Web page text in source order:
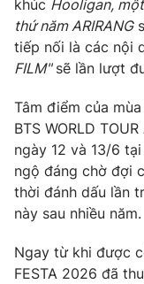
Cơ quan báo chí:Thời
Giấy phép hoạt động
cấp ngày 29/12/2023
Nguyễn Trọng Ninh
Tổng đài VTV:
024.38
Ðiện thoại Thời báo
Email:toasoan@vtv.vn
khúc Hooligan,
thứ năm ARIRANG
tiếp nối là các nội
FILM"sẽ lần lượt
Tâm điểm của
BTS WORLD
ngày 12 và 13/6
ngộ đáng chờ đợi
thời đánh dấu lần
này sau nhiều năm.
Ngay từ khi được
FESTA 2026 đã